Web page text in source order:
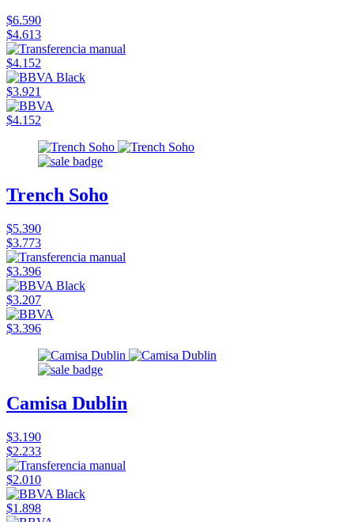
$6.590
$4.613
$4.152
$3.921
$4.152
Trench Soho
$5.390
$3.773
$3.396
$3.207
$3.396
Camisa Dublin
$3.190
$2.233
$2.010
$1.898